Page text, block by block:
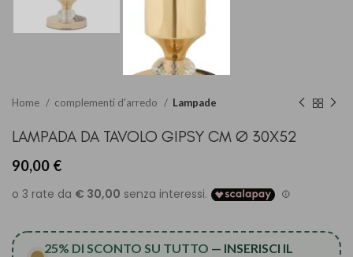
Home complementi d'arredo Lampade
LAMPADA DA TAVOLO GIPSY CM Ø 30X52
90,00 €
25% DI SCONTO SU TUTTO — INSERISCI IL